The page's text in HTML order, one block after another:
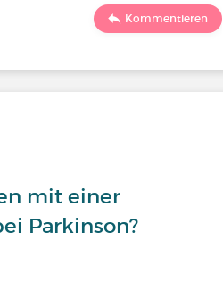
Kommentieren
mit einer
Parkinson?